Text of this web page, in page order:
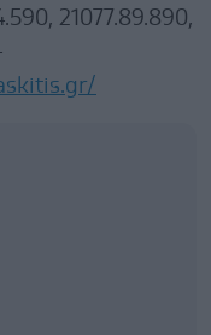
21077.89.890,